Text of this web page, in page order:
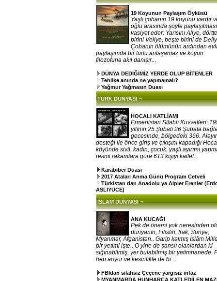
19 Koyunun Paylaşım Öyküsü
Yaşlı çobanın 19 koyunu vardır
oğlu arasında şöyle
vasiyet eder: Yarısını Aliye,
birini Veliye, beşte birini de
Çobanın ölümünün ardından
paylaşımda bir türlü anlaşamaz ve köyün
filozofuna akıl danışır...
DÜNYA DEDİĞİMİZ YERDE OLUP BİTENLER
Tehlike anında ne yapmamalı?
Yağmur Yağmasın Duası
TÜRK DÜNYASI ¬
HOCALI KATLİAMI
Ermenistan Silahlı Kuvvetleri;
yılının 25 Şubatı 26 Şubata
gecesinde, bölgedeki 366.
desteği ile önce giriş ve çıkışını kapadığı
köyünde sivil, kadın, çocuk, yaşlı ayırımı
resmi rakamlara göre 613 kişiyi katlet...
Karabiber Duası
2017 Ataları Anma Günü Program Cetveli
Türkistan dan Anadolu ya Alpler Erenler
ASLIYÜCE)
İSLAM DÜNYASI ¬
ANA KUCAĞI
Pek de önemi yok neresinden
dünyanın, Filistin, Irak, Suriye,
Myanmar, Afganistan.. Garip kalmış İslâm
bir yetimi işte.. O yine de şanslı olanlardan ki
sığınabilmiş, yer bulabilmiş bir yetimhanede.
hep arıyor ve kesinlikle de bi...
FBIdan silahsız Çeçene yargısız infaz
MYANMARDA HUNHARCA KATLEDİLEN